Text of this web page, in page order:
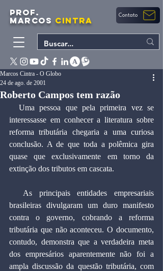
PROF.
MARCOS CINTRA Contato
Roberto Campos tem razão
Marcos Cintra - O Globo
24 de ago. de 2001
interessasse em conhecer a literatura sobre
reforma tributária chegaria a uma curiosa
conclusão. A de que toda a polêmica gira
quase que exclusivamente em torno da
extinção dos tributos em cascata.
brasileiras divulgaram um duro manifesto
contra o governo, cobrando a reforma
tributária que não aconteceu. O documento,
contudo, demonstra que a verdadeira meta
dos empresários aparentemente não foi a
ampla discussão da questão tributária, com